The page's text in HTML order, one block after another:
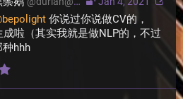
bepolight 你说过你说做CV的，
成啦（其实我就是做NLP的，不过
hhh